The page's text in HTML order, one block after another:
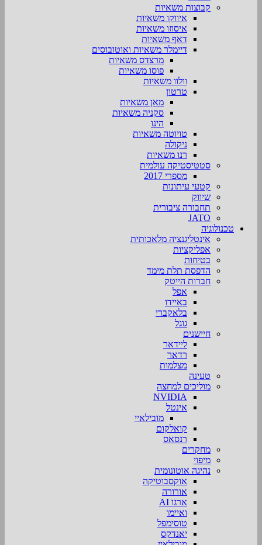
קבוצות משאיות
איווקו משאיות
איסוזו משאיות
דאף משאיות
דיימלר משאיות ואוטובוסים
מרצדס משאיות
פוסו משאיות
וולוו משאיות
טרטון
מאן משאיות
סקניה משאיות
הינו
טויוטה משאיות
ניקולה
רנו משאיות
סטטיסטיקה עולמית
מספרי 2017
קטעי עיתונות
שיווק
תחבורה ציבורית
JATO
טכנולוגיה
אינטליגנציה מלאכותית
אפליקציות
בטיחות
הדפסת תלת מימד
חברות הייטק
אפל
באיידו
בלאקברי
גוגל
חיישנים
ליידאר
רדאר
מצלמות
טעינה
מוליכים למחצה
NVIDIA
אינטל
מובילאיי
קואלקום
רנסאס
מחקרים
מיפוי
נהיגה אוטונומית
אוקסבוטיקה
אורורה
ארגו AI
ואיימו
טוסימפל
יאנדקס